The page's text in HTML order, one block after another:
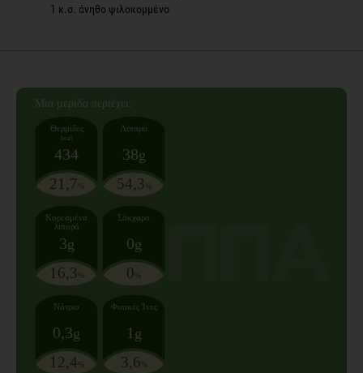
1 κ.σ. άνηθο ψιλοκομμένο
Mια μερίδα περιέχει:
Θερμίδες
kcal
434
21,7 %
Λιπαρά
38g
54,3 %
Κορεσμένα
λιπαρά
3g
16,3 %
Σάκχαρα
0g
0 %
Νάτριο
0,3g
12,4 %
Φυτικές Ίνες
1 g
3,6 %